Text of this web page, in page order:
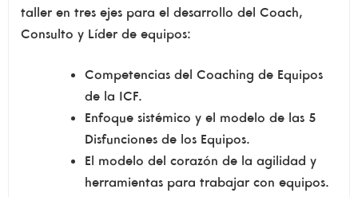
taller en tres ejes para el desarrollo del Coach,
Consulto y Líder de equipos:
Competencias del Coaching de Equipos
de la ICF.
Enfoque sistémico y el modelo de las 5
Disfunciones de los Equipos.
El modelo del corazón de la agilidad y
herramientas para trabajar con equipos.